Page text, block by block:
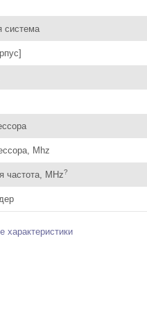
система
Mhz
частота, MHz?
характеристики